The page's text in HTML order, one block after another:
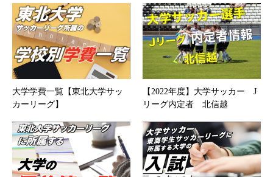
大学学費一覧【東北大学サッ
カーリーグ】
【2022年度】大学サッカー J
リーグ内定者 北信越